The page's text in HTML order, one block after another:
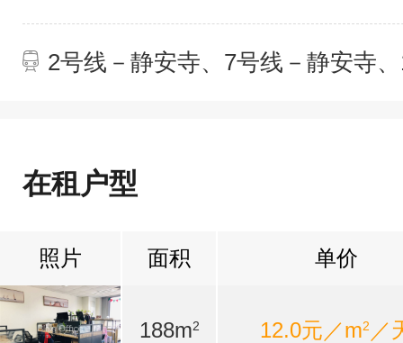
2号线－静安寺、7号线－静安寺
在租户型
照片 面积 单价
188m2 12.0元／m2 ／